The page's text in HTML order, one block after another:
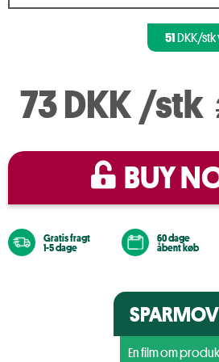
51DKK/
73 DKK/stk
BUY
Gratis fragt
1-5 dage
60 dage
åbent køb
En film om